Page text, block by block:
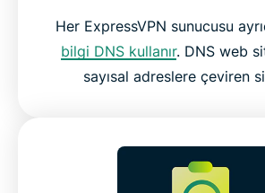
Her ExpressVPN sunucusu
bilgi DNS kullanır. DNS web
sayısal adreslere çeviren